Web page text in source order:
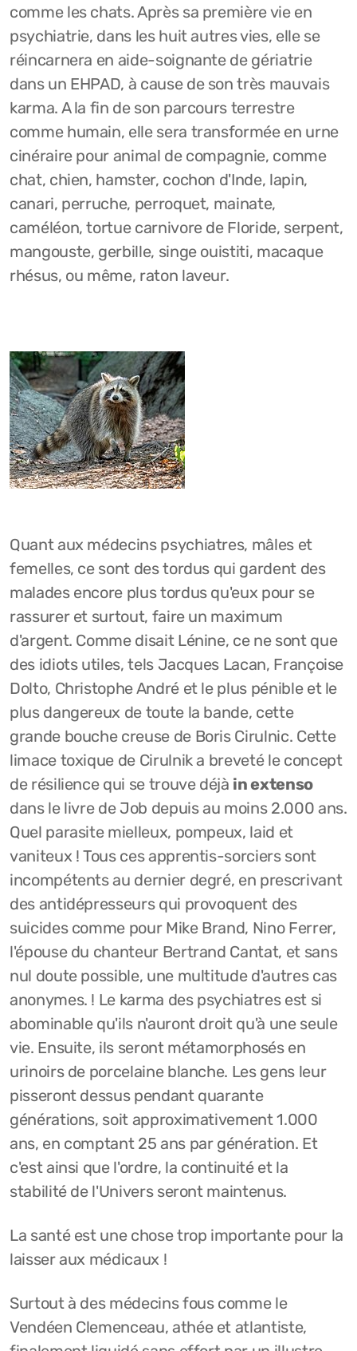
comme les chats. Après sa première vie en
psychiatrie, dans les huit autres vies, elle se
réincarnera en aide-soignante de gériatrie
dans un EHPAD, à cause de son très mauvais
karma. A la fin de son parcours terrestre
comme humain, elle sera transformée en urne
cinéraire pour animal de compagnie, comme
chat, chien, hamster, cochon d'Inde, lapin,
canari, perruche, perroquet, mainate,
caméléon, tortue carnivore de Floride, serpent,
mangouste, gerbille, singe ouistiti, macaque
rhésus, ou même, raton laveur.
Quant aux médecins psychiatres, mâles et
femelles, ce sont des tordus qui gardent des
malades encore plus tordus qu'eux pour se
rassurer et surtout, faire un maximum
d'argent. Comme disait Lénine, ce ne sont que
des idiots utiles, tels Jacques Lacan, Françoise
Dolto, Christophe André et le plus pénible et le
plus dangereux de toute la bande, cette
grande bouche creuse de Boris Cirulnic. Cette
limace toxique de Cirulnik a breveté le concept
de résilience qui se trouve déjà in extenso
dans le livre de Job depuis au moins 2.000 ans.
Quel parasite mielleux, pompeux, laid et
vaniteux ! Tous ces apprentis-sorciers sont
incompétents au dernier degré, en prescrivant
des antidépresseurs qui provoquent des
suicides comme pour Mike Brand, Nino Ferrer,
l'épouse du chanteur Bertrand Cantat, et sans
nul doute possible, une multitude d'autres cas
anonymes. ! Le karma des psychiatres est si
abominable qu'ils n'auront droit qu'à une seule
vie. Ensuite, ils seront métamorphosés en
urinoirs de porcelaine blanche. Les gens leur
pisseront dessus pendant quarante
générations, soit approximativement 1.000
ans, en comptant 25 ans par génération. Et
c'est ainsi que l'ordre, la continuité et la
stabilité de l'Univers seront maintenus.
La santé est une chose trop importante pour la
laisser aux médicaux !
Surtout à des médecins fous comme le
Vendéen Clemenceau, athée et atlantiste,